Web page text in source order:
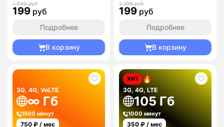
1 699 руб
199 руб
Подробнее
В корзину
1 299 руб
199 руб
Подробнее
В корзину
3G, 4G, VoLTE
∞ Гб
1500 минут
750 ₽ / мес
ХИТ
3G, 4G, LTE
105 Гб
1000 минут
350 ₽ / мес